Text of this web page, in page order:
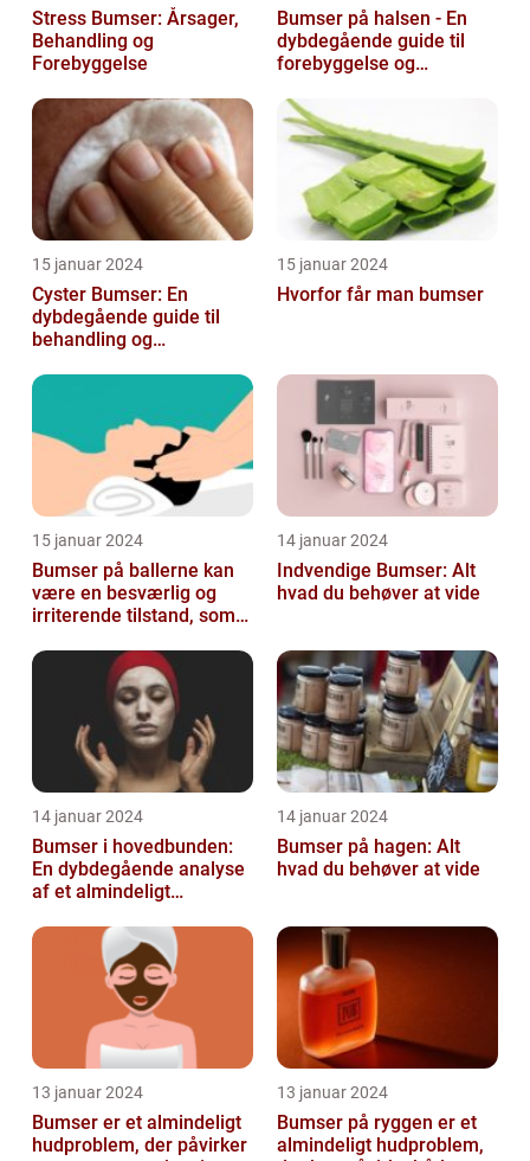
Stress Bumser: Årsager,
Behandling og
Forebyggelse
Bumser på halsen - En
dybdegående guide til
forebyggelse og
15 januar 2024
Cyster Bumser: En
dybdegående guide til
behandling og
15 januar 2024
Hvorfor får man bumser
15 januar 2024
Bumser på ballerne kan
være en besværlig og
irriterende tilstand, som
oplever på et ...
14 januar 2024
Indvendige Bumser: Alt
hvad du behøver at vide
14 januar 2024
Bumser i hovedbunden:
En dybdegående analyse
af et almindeligt
14 januar 2024
Bumser på hagen: Alt
hvad du behøver at vide
13 januar 2024
Bumser er et almindeligt
hudproblem, der påvirker
13 januar 2024
Bumser på ryggen er et
almindeligt hudproblem,